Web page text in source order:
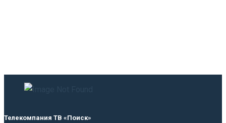
Телекомпания ТВ «Поиск»